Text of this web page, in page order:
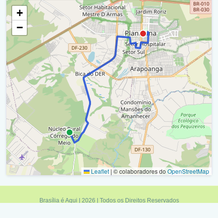
Via Ns 1/ Setor Hospitalar / Ra Vi
Via Ns 1 / Q 3/4 Vila Buritis / Ra Vi
Via Wl 2 / Q 3 Vila Buritis / Ra Vi
Via Ns 1 / Ra Vi
Retorno - Via Ns 1 (Via Wl 2 / Setor De Hotéis E
Diversões) / Ra Vi
Via Wl 2 / Setor De Hotéis E Diversões (Shd) / Ra Vi
Via Ns 1 / Q 3 Vila Buritis / Ra Vi
Setor Residencial Leste / Ra Vi
Rodoviária De Planaltina / Ra Vi
+
−
Leaflet | © colaboradores do OpenStreetMap
Brasília é Aqui | 2026 | Todos os Direitos Reservados